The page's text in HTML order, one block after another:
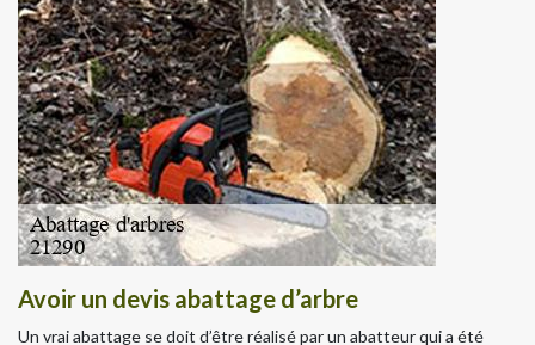
Avoir un devis abattage d’arbre
Un vrai abattage se doit d’être réalisé par un abatteur qui a été